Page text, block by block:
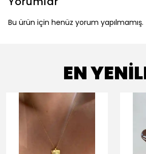
Bu ürün için henüz yorum yapılmamış.
EN